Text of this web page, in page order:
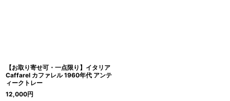
【お取り寄せ可・一点限り】イタリア
Caffarel カファレル 1960年代 アンテ
ィークトレー
12,000円